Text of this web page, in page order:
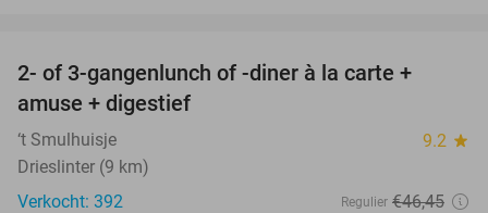
2- of 3-gangenlunch of -diner à la carte +
amuse + digestief
‘t Smulhuisje 9.2 star
Drieslinter (9 km)
Verkocht: 392
Regulier €46,45